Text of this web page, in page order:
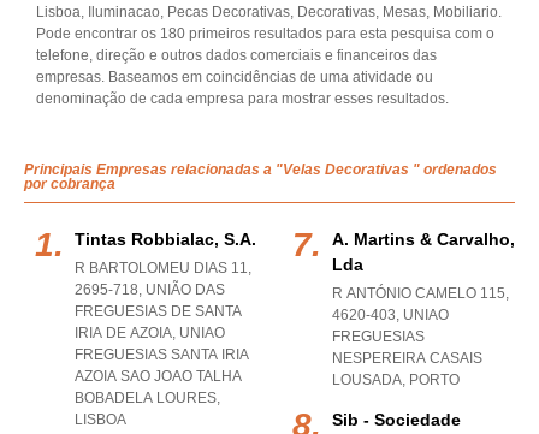
Lisboa, Iluminacao, Pecas Decorativas, Decorativas, Mesas, Mobiliario.
Pode encontrar os 180 primeiros resultados para esta pesquisa com o
telefone, direção e outros dados comerciais e financeiros das
empresas. Baseamos em coincidências de uma atividade ou
denominação de cada empresa para mostrar esses resultados.
Principais Empresas relacionadas a "Velas Decorativas " ordenados
por cobrança
Tintas Robbialac, S.a.
R BARTOLOMEU DIAS 11,
2695-718, UNIÃO DAS
FREGUESIAS DE SANTA
IRIA DE AZOIA, UNIAO
FREGUESIAS SANTA IRIA
AZOIA SAO JOAO TALHA
BOBADELA LOURES,
LISBOA
A. Martins & Carvalho,
Lda
R ANTÓNIO CAMELO 115,
4620-403, UNIAO
FREGUESIAS
NESPEREIRA CASAIS
LOUSADA, PORTO
Sib - Sociedade